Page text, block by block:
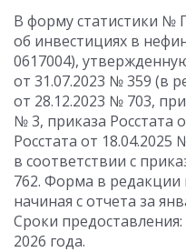
В форму статистики №
об инвестициях в
0617004),
от 31.07.2023 № 359 (в
от 28.12.2023 № 703,
№ 3, приказа Росстата
Росстата от
в соответствии с
762. Форма в редакции
начиная с отчета за
Сроки
2026 года.